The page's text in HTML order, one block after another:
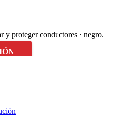
y proteger conductores · negro.